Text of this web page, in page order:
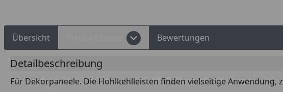
Übersicht Bewertungen
Detailbeschreibung
Für Dekorpaneele. Die Hohlkehlleisten finden vielseitige Anwendung,